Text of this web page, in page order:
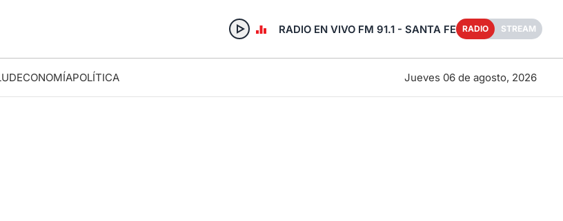
RADIO EN VIVO FM 91.1 - SANTA FE RADIO STREAM
ECONOMÍAPOLÍTICA Jueves 06 de agosto, 2026